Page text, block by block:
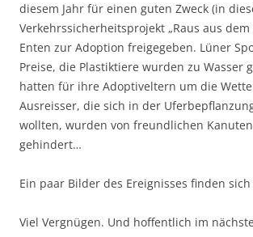
diesem Jahr für einen guten Zweck (in
Verkehrssicherheitsprojekt „Raus aus dem
Enten zur Adoption freigegeben. Lüner
Preise, die Plastiktiere wurden zu Wasser
hatten für ihre Adoptiveltern um die
Ausreisser, die sich in der
wollten, wurden von freundlichen
gehindert…
Ein paar Bilder des Ereignisses finden
Viel Vergnügen. Und hoffentlich im